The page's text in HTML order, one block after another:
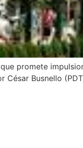
promete
César Busnello